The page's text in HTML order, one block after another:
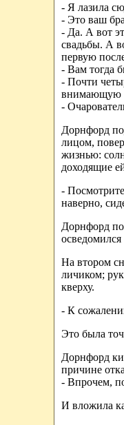
- Я лазила
- Это ваш
- Да. А вот
свадьбы. А
первую
- Вам тогда
- Почти
внимающую
-
Дорнфорд
лицом,
жизнью:
доходящие
-
наверно,
Дорнфорд
На втором
личиком;
кверху.
- К
Это была
Дорнфорд
причине
- Впрочем,
И вложила